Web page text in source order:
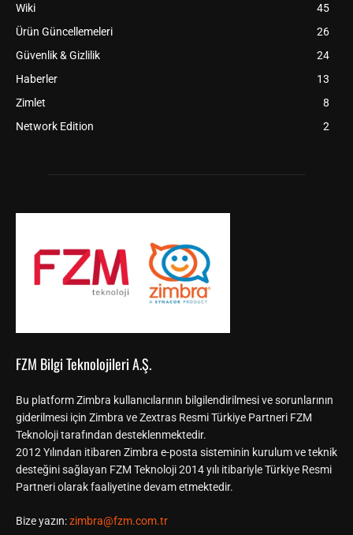
Wiki
45
Ürün Güncellemeleri
26
Güvenlik & Gizlilik
24
Haberler
13
Zimlet
8
Network Edition
2
FZM Bilgi Teknolojileri A.Ş.
Bu platform Zimbra kullanıcılarının bilgilendirilmesi ve sorunlarının
giderilmesi için Zimbra ve Zextras Resmi Türkiye Partneri FZM
Teknoloji tarafından desteklenmektedir.
2012 Yılından itibaren Zimbra e-posta sisteminin kurulum ve teknik
desteğini sağlayan FZM Teknoloji 2014 yılı itibariyle Türkiye Resmi
Partneri olarak faaliyetine devam etmektedir.
Bize yazın:zimbra@fzm.com.tr